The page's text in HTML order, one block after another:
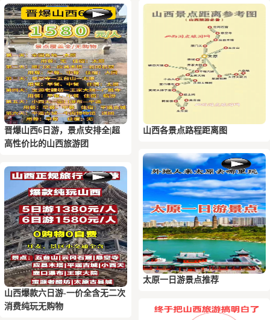
晋爆山西6日游，景点安排全|超
高性价比的山西旅游团
山西爆款六日游-一价全含无二次
消费纯玩无购物
山西各景点路程距离图
太原一日游景点推荐